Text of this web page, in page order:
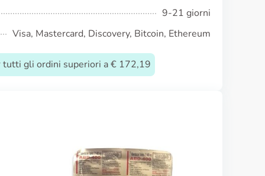
9-21 giorni
Visa, Mastercard, Discovery, Bitcoin, Ethereum
tutti gli ordini superiori a € 172,19